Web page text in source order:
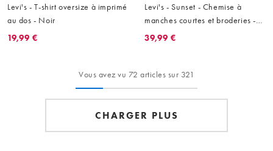
Levi's - T-shirt oversize à imprimé
au dos - Noir
19,99 €
Levi's - Sunset - Chemise à
manches courtes et broderies -
Taupe clair
39,99 €
Vous avez vu 72 articles sur 321
CHARGER PLUS